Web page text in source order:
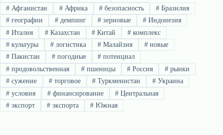
#Афганистан #Африка # безопасность # Бразилия
#географии #демпинг # зерновые # Индонезия
#Италия #Казахстан # Китай # комплекс
#культуры #логистика # Малайзия # новые
#Пакистан #погодные # потенциал
#продовольственная #пшеницы # Россия # рынки
#сужение #торговое # Туркменистан # Украина
#условия #финансирование # Центральная
#экспорт #экспорта # Южная